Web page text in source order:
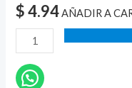
$4.94 AÑADIR A